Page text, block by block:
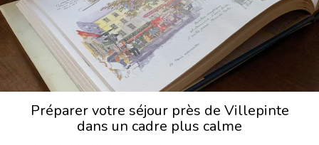
Préparer votre séjour près de Villepinte
dans un cadre plus calme